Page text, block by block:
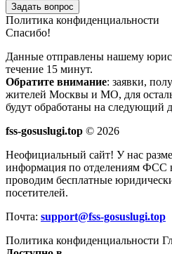
Задать вопрос
Политика конфиденциальности
Спасибо!
Данные отправлены нашему
течение 15 минут.
Обратите внимание: заявки,
жителей Москвы и МО, для
будут обработаны на следующий
fss-gosuslugi.top © 2026
Неофициальный сайт! У нас
информация по отделениям ФСС
проводим бесплатные
посетителей.
Почта: support@fss-gosuslugi.top
Политика конфиденциальности